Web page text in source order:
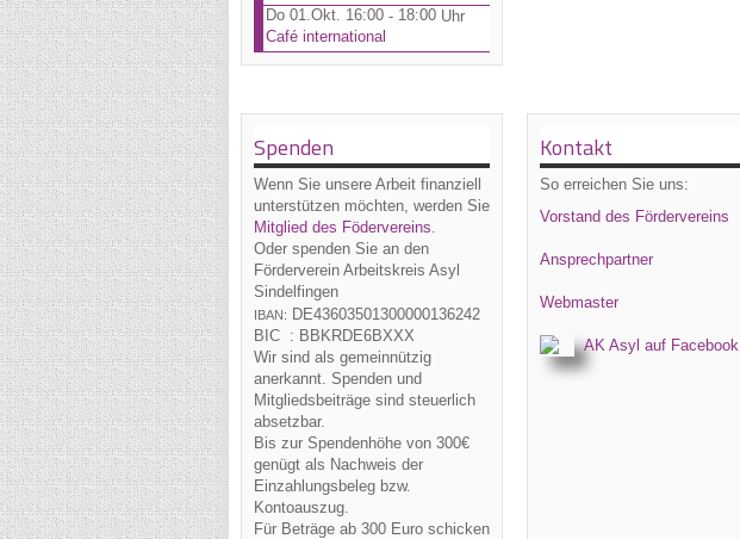
Do 01.Okt. 16:00- 18:00Uhr
Café international
Spenden
Wenn Sie unsere Arbeit finanziell
unterstützen möchten, werden Sie
Mitglied des Födervereins.
Oder spenden Sie an den
Förderverein Arbeitskreis Asyl
Sindelfingen
IBAN: DE43603501300000136242
BIC : BBKRDE6BXXX
Wir sind als gemeinnützig
anerkannt. Spenden und
Mitgliedsbeiträge sind steuerlich
absetzbar.
Bis zur Spendenhöhe von 300€
genügt als Nachweis der
Einzahlungsbeleg bzw.
Kontoauszug.
Für Beträge ab 300 Euro schicken
Kontakt
So erreichen Sie uns:
Vorstand des Fördervereins
Ansprechpartner
Webmaster
AK Asyl auf Facebook